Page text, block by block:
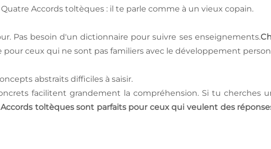
Accords toltèques : il te parle comme à un vieux copain.
Pas besoin d'un dictionnaire pour suivre ses enseignements.
ceux qui ne sont pas familiers avec le développement
abstraits difficiles à saisir.
facilitent grandement la compréhension. Si tu cherches
toltèques sont parfaits pour ceux qui veulent des